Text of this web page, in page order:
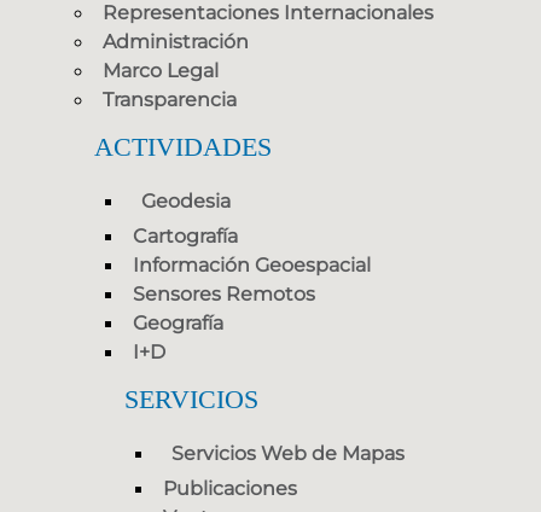
Representaciones Internacionales
Administración
Marco Legal
Transparencia
ACTIVIDADES
Geodesia
Cartografía
Información Geoespacial
Sensores Remotos
Geografía
I+D
SERVICIOS
Servicios Web de Mapas
Publicaciones